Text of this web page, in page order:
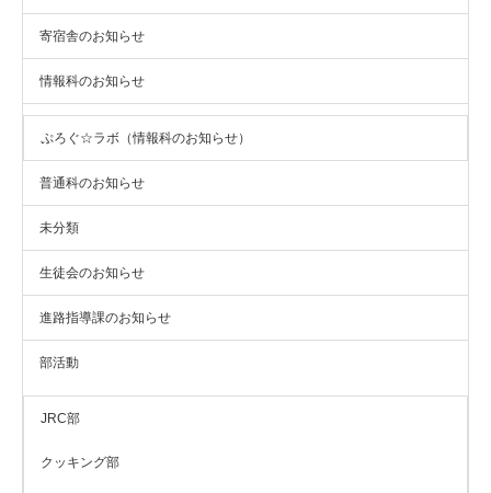
寄宿舎のお知らせ
情報科のお知らせ
ぷろぐ☆ラボ（情報科のお知らせ）
普通科のお知らせ
未分類
生徒会のお知らせ
進路指導課のお知らせ
部活動
JRC部
クッキング部